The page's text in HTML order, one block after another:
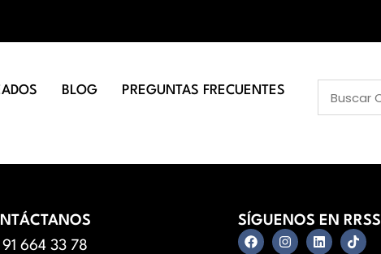
BLOG
PREGUNTAS FRECUENTES
91 664 33 78
SÍGUENOS EN RRSS